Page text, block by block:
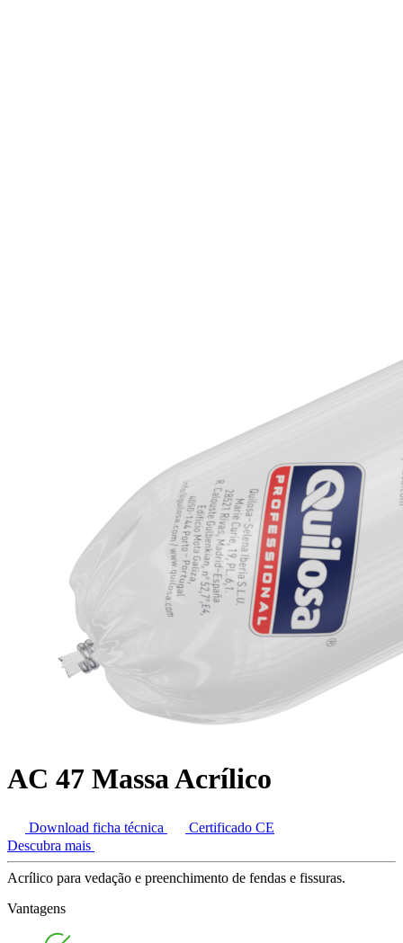
AC 47 Massa Acrílico
Download ficha técnica
Certificado CE
Descubra mais
Acrílico para vedação e preenchimento de fendas e fissuras.
Vantagens